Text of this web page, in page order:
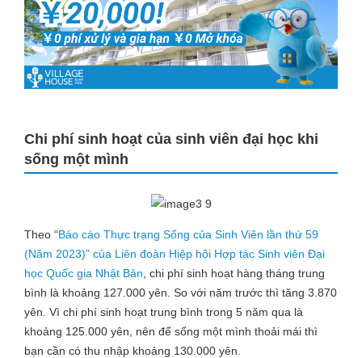
Chi phí sinh hoạt của sinh viên đại học khi
sống một mình
Theo “Báo cáo Thực trạng Sống của Sinh Viên lần thứ 59
(Năm 2023)” của Liên đoàn Hiệp hội Hợp tác Sinh viên Đại
học Quốc gia Nhật Bản , chi phí sinh hoạt hàng tháng trung
bình là khoảng 127.000 yên. So với năm trước thì tăng 3.870
yên. Vì chi phí sinh hoạt trung bình trong 5 năm qua là
khoảng 125.000 yên, nên để sống một mình thoải mái thì
bạn cần có thu nhập khoảng 130.000 yên.